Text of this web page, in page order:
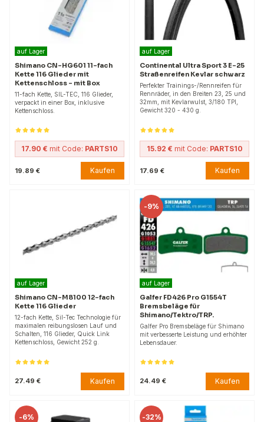
auf Lager
Shimano CN-HG601 11-fach
Kette 116 Glieder mit
Kettenschloss - mit Box
11-fach Kette, SIL-TEC, 116 Glieder,
verpackt in einer Box, inklusive
Kettenschloss.
17.90 € mit Code: PARTS10
19.89 € Kaufen
auf Lager
Continental Ultra Sport 3 E-25
Straßenreifen Kevlar schwarz
Perfekter Trainings-/Rennreifen für
Rennräder, in den Breiten 23, 25 und
32mm, mit Kevlarwulst, 3/180 TPI,
Gewicht 320 - 430 g.
15.92 € mit Code: PARTS10
17.69 € Kaufen
auf Lager
Shimano CN-M8100 12-fach
Kette 116 Glieder
12-fach Kette, Sil-Tec Technologie für
maximalen reibungslosen Lauf und
Schalten, 116 Glieder, Quick Link
Kettenschloss, Gewicht 252 g.
27.49 € Kaufen
-9%
auf Lager
Galfer FD426 Pro G1554T
Bremsbeläge für
Shimano/Tektro/TRP.
Galfer Pro Bremsbeläge für Shimano
mit verbesserte Leistung und erhöhter
Lebensdauer.
24.49 € Kaufen
-6% -32%